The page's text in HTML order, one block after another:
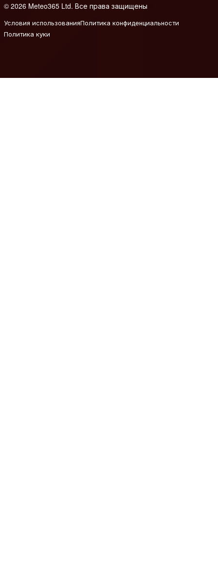
© 2026 Meteo365 Ltd. Все права защищены
Условия использованияПолитика конфиденциальности
Политика куки